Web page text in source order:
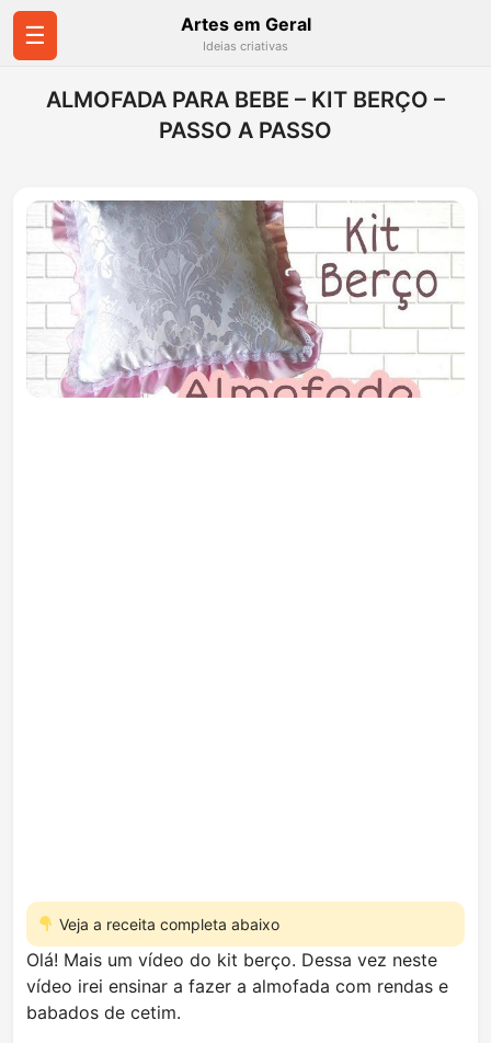
☰ Artes em Geral
Ideias criativas
ALMOFADA PARA BEBE – KIT BERÇO –
PASSO A PASSO
Veja a receita completa abaixo
Olá! Mais um vídeo do kit berço. Dessa vez neste
vídeo irei ensinar a fazer a almofada com rendas e
babados de cetim.